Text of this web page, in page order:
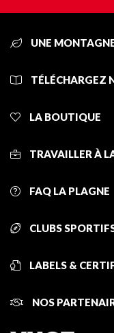
UNE
TÉLÉCHARGEZ
LA BOUTIQUE
TRAVAILLER À
FAQ LA PLAGNE
CLUBS
LABELS &
NOS